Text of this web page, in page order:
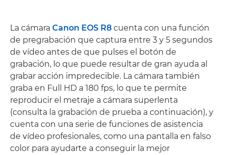
La cámara Canon EOS R8 cuenta con una función
de pregrabación que captura entre 3 y 5 segundos
de vídeo antes de que pulses el botón de
grabación, lo que puede resultar de gran ayuda al
grabar acción impredecible. La cámara también
graba en Full HD a 180 fps, lo que te permite
reproducir el metraje a cámara superlenta
(consulta la grabación de prueba a continuación), y
cuenta con una serie de funciones de asistencia
de vídeo profesionales, como una pantalla en falso
color para ayudarte a conseguir la mejor